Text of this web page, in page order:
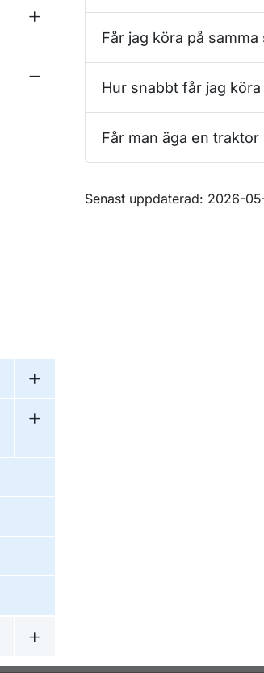
Undermeny för Terrängmotorfordon
Undermeny för Traktor
Undermeny för Däck
Undermeny för Koder för
Undermeny för För fordonsbranschen
Får jag köra på
Hur snabbt får jag
Får man äga en
Om sidan
Senast uppdaterad: 2026-